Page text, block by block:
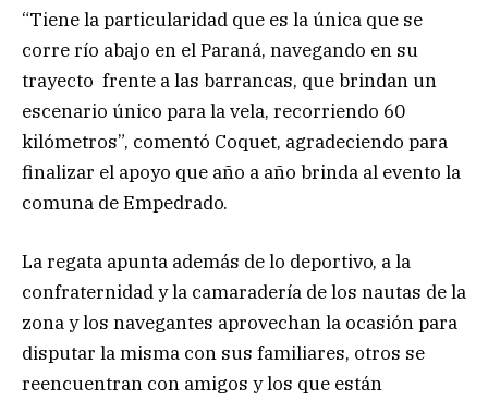
“Tiene la particularidad que es la única que se
corre río abajo en el Paraná, navegando en su
trayecto frente a las barrancas, que brindan un
escenario único para la vela, recorriendo 60
kilómetros”, comentó Coquet, agradeciendo para
finalizar el apoyo que año a año brinda al evento la
comuna de Empedrado.
La regata apunta además de lo deportivo, a la
confraternidad y la camaradería de los nautas de la
zona y los navegantes aprovechan la ocasión para
disputar la misma con sus familiares, otros se
reencuentran con amigos y los que están